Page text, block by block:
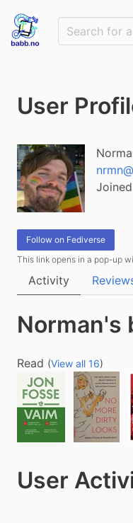
User
Follow on Fediverse
This link opens in a pop-up
Activity
Norman's
Read (View all 16)
User